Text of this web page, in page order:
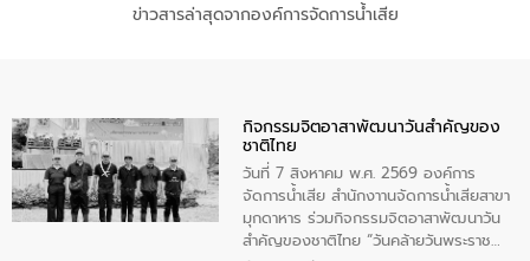
ข่าวสารล่าสุดจากองค์การจัดการน้ำเสีย
กิจกรรมจิตอาสาพัฒนาวันสําคัญของ
ชาติไทย
วันที่ 7 สิงหาคม พ.ศ. 2569 องค์การ
จัดการน้ำเสีย สำนักงาานจัดการน้ำเสียสาขา
มุกดาหาร ร่วมกิจกรรมจิตอาสาพัฒนาวัน
สําคัญของชาติไทย “วันคล้ายวันพระราช